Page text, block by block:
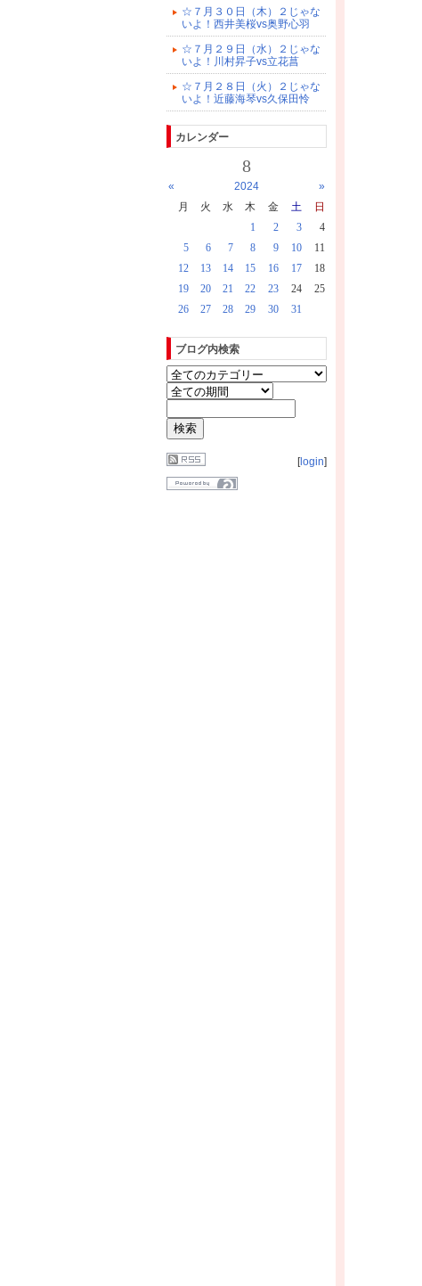
☆７月３０日（木）２じゃな
いよ！西井美桜vs奥野心羽
☆７月２９日（水）２じゃな
いよ！川村昇子vs立花菖
☆７月２８日（火）２じゃな
いよ！近藤海琴vs久保田怜
カレンダー
8
« 2024
»
月
火 水 木 金 土
日
1
2 3
4
5
6 7 8 9 10
11
12
13 14 15 16 17
18
19
20 21 22 23 24
25
26
27 28 29 30 31
ブログ内検索
[login]